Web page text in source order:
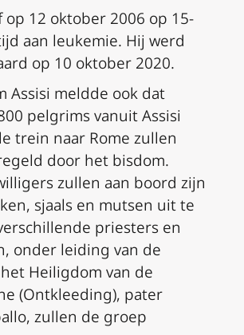
op 12 oktober 2006 op 15-
aan leukemie. Hij werd
op 10 oktober 2020.
Assisi meldde ook dat
pelgrims vanuit Assisi
trein naar Rome zullen
door het bisdom.
zullen aan boord zijn
sjaals en mutsen uit te
priesters en
onder leiding van de
Heiligdom van de
(Ontkleeding), pater
zullen de groep